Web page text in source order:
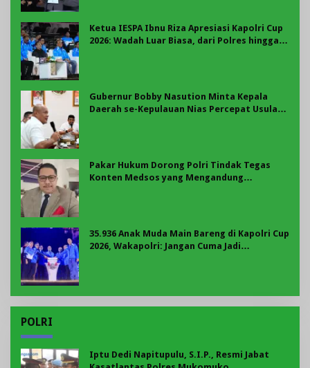
Ketua IESPA Ibnu Riza Apresiasi Kapolri Cup
2026: Wadah Luar Biasa, dari Polres hingga
Gubernur Bobby Nasution Minta Kepala
Daerah se-Kepulauan Nias Percepat Usulan
Pakar Hukum Dorong Polri Tindak Tegas
Konten Medsos yang Mengandung
35.936 Anak Muda Main Bareng di Kapolri Cup
2026, Wakapolri: Jangan Cuma Jadi
POLRI
Iptu Dedi Napitupulu, S.I.P., Resmi Jabat